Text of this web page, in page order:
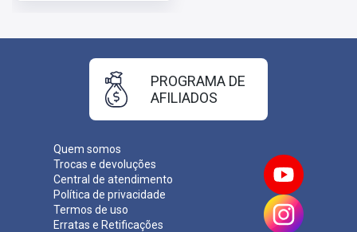
Quem somos
Trocas e devoluções
Central de atendimento
Política de privacidade
Termos de uso
Erratas e Retificações
PROGRAMA DE
AFILIADOS